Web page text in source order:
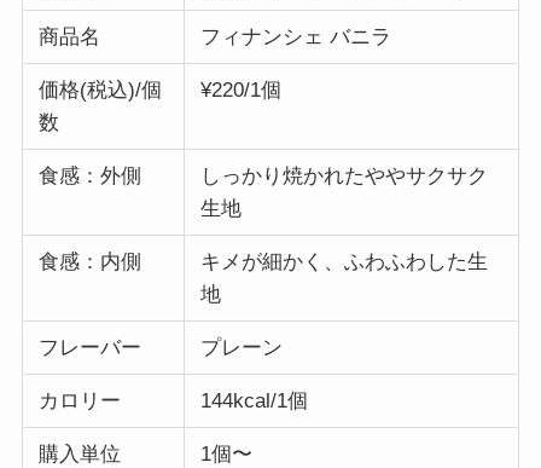
商品名 フィナンシェ バニラ
価格(税込)/個
数
¥220/1個
食感：外側
しっかり焼かれたややサクサク
生地
食感：内側
キメが細かく、ふわふわした生
地
フレーバー プレーン
カロリー 144kcal/1個
購入単位 1個〜